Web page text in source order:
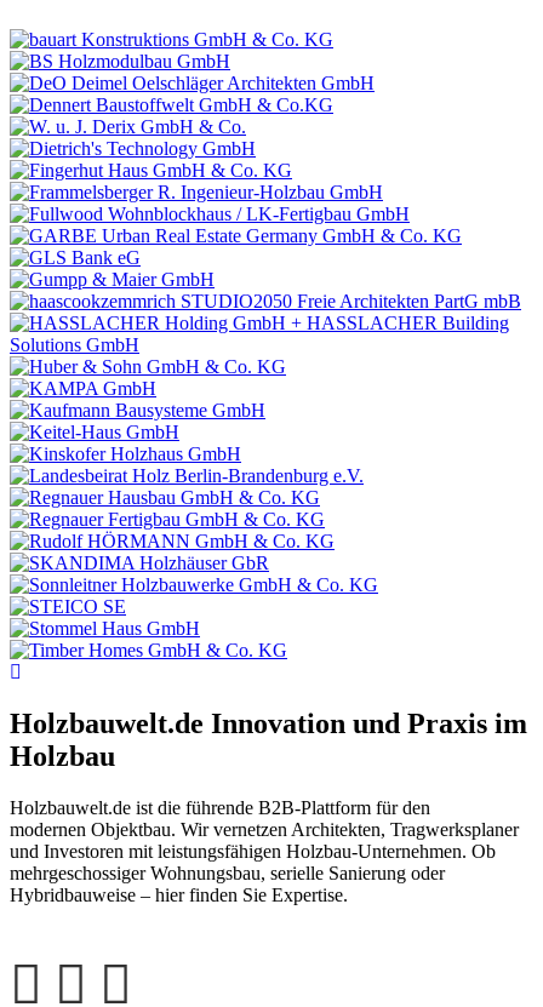
Holzbauwelt.de Innovation und Praxis im
Holzbau
Holzbauwelt.de ist die führende B2B-Plattform für den
modernen Objektbau. Wir vernetzen Architekten, Tragwerksplaner
und Investoren mit leistungsfähigen Holzbau-Unternehmen. Ob
mehrgeschossiger Wohnungsbau, serielle Sanierung oder
Hybridbauweise – hier finden Sie Expertise.